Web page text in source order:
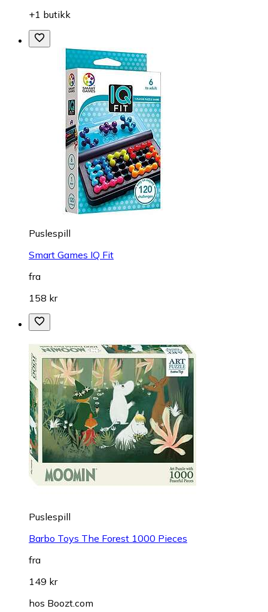
+1 butikk
Puslespill
Smart Games IQ Fit
fra
158 kr
Puslespill
Barbo Toys The Forest 1000 Pieces
fra
149 kr
hos Boozt.com